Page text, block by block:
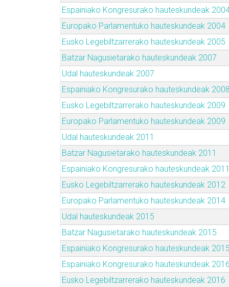
Espainiako Kongresurako hauteskundeak
Europako Parlamentuko hauteskundeak 2004
Eusko Legebiltzarrerako hauteskundeak 2005
Batzar Nagusietarako hauteskundeak 2007
Udal hauteskundeak 2007
Espainiako Kongresurako hauteskundeak 2008
Eusko Legebiltzarrerako hauteskundeak 2009
Europako Parlamentuko hauteskundeak 2009
Udal hauteskundeak 2011
Batzar Nagusietarako hauteskundeak 2011
Espainiako Kongresurako hauteskundeak 2011
Eusko Legebiltzarrerako hauteskundeak 2012
Europako Parlamentuko hauteskundeak 2014
Udal hauteskundeak 2015
Batzar Nagusietarako hauteskundeak 2015
Espainiako Kongresurako hauteskundeak 2015
Espainiako Kongresurako hauteskundeak 2016
Eusko Legebiltzarrerako hauteskundeak 2016